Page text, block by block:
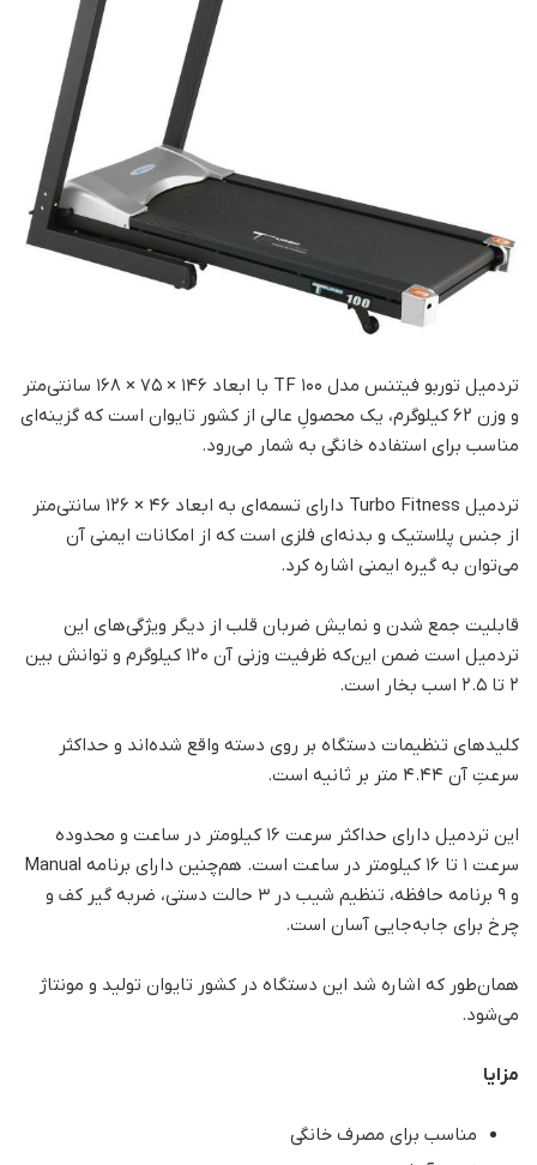
تردمیل توربو فیتنس مدل TF 100 با ابعاد 146 × 75 × 168 سانتی‌متر
و وزن 62 کیلوگرم، یک محصولِ عالی از کشور تایوان است که گزینه‌ای
مناسب برای استفاده خانگی به شمار می‌رود.
تردمیل Turbo Fitness دارای تسمه‌ای به ابعاد 46 × 126 سانتی‌متر
از جنس پلاستیک و بدنه‌ای فلزی است که از امکانات ایمنی آن
می‌توان به گیره ایمنی اشاره کرد.
قابلیت جمع شدن و نمایش ضربان قلب از دیگر ویژگی‌های این
تردمیل است ضمن این‌که ظرفیت وزنی آن 120 کیلوگرم و توانش بین
2 تا 2.5 اسب بخار است.
کلیدهای تنظیمات دستگاه بر روی دسته واقع شده‌اند و حداکثر
سرعتِ آن 4.44 متر بر ثانیه است.
این تردمیل دارای حداکثر سرعت 16 کیلومتر در ساعت و محدوده
سرعت 1 تا 16 کیلومتر در ساعت است. هم‌چنین دارای برنامه Manual
و 9 برنامه حافظه، تنظیم شیب در 3 حالت دستی، ضربه گیر کف و
چرخ برای جابه‌جایی آسان است.
همان‌طور که اشاره شد این دستگاه در کشور تایوان تولید و مونتاژ
می‌شود.
مزایا
مناسب برای مصرف خانگی